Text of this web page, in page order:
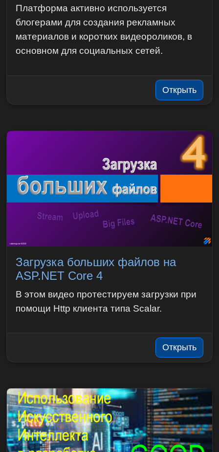
Платформа активно используется
блогерами для создания рекламных
материалов и коротких видеороликов, в
основном для социальных сетей.
Открыть
Загрузка больших файлов на
ASP.NET Core 4
В этом видео протестируем загрузки при
помощи Http клиента типа Scalar.
Открыть